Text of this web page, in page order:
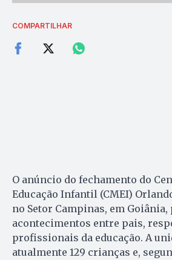
COMPARTILHAR
O anúncio do fechamento do
Educação Infantil (CMEI)
no Setor Campinas, em
acontecimentos entre pais,
profissionais da educação. A
atualmente 129 crianças e,